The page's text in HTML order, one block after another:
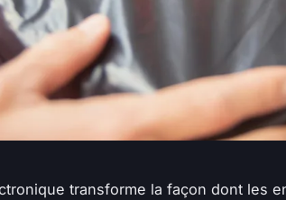
transforme la façon dont les